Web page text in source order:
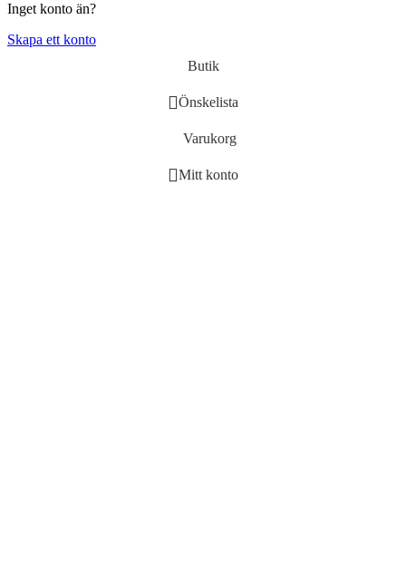
Inget konto än?
Skapa ett konto
Butik
Önskelista
Varukorg
Mitt konto